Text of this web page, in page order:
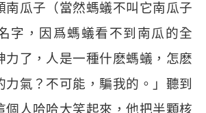
南瓜子（當然螞蟻不叫它南瓜子
字，因爲螞蟻看不到南瓜的全
力了，人是一種什麽螞蟻，怎麽
力氣？不可能，騙我的。」聽到
個人哈哈大笑起來，他把半顆核